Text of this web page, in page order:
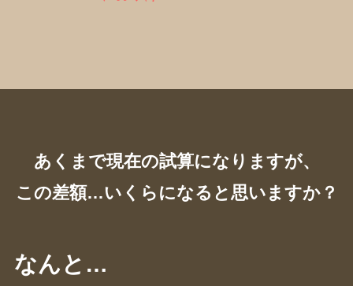
あくまで現在の試算になりますが、
この差額…いくらになると思いますか？
なんと…